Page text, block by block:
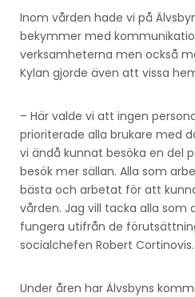
Inom vården hade vi på
bekymmer med
verksamheterna men också
Kylan gjorde även att vissa
– Här valde vi att ingen
prioriterade alla brukare med
vi ändå kunnat besöka en del
besök mer sällan. Alla som
bästa och arbetat för att
vården. Jag vill tacka alla
fungera utifrån de
socialchefen Robert Cortinovis.
Under åren har Älvsbyns